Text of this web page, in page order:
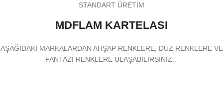
STANDART ÜRETİM
MDFLAM KARTELASI
AŞAĞIDAKİ MARKALARDAN AHŞAP RENKLERE, DÜZ RENKLERE VE
FANTAZİ RENKLERE ULAŞABİLİRSİNİZ..